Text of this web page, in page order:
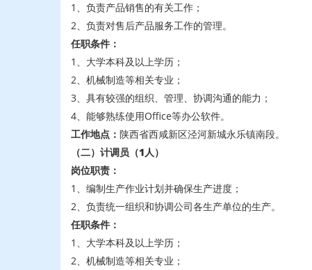
1、负责产品销售的有关工作；
2、负责对售后产品服务工作的管理。
任职条件：
1、大学本科及以上学历；
2、机械制造等相关专业；
3、具有较强的组织、管理、协调沟通的能力；
4、能够熟练使用Office等办公软件。
工作地点： 陕西省西咸新区泾河新城永乐镇南段。
（二）计调员 （1人）
岗位职责：
1、编制生产作业计划并确保生产进度；
2、负责统一组织和协调公司各生产单位的生产。
任职条件：
1、大学本科及以上学历；
2、机械制造等相关专业；